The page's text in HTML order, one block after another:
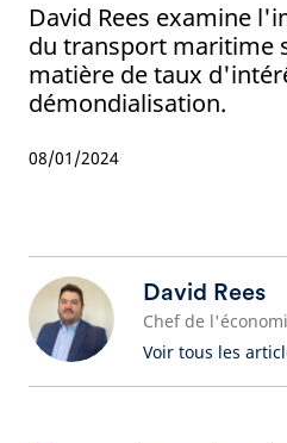
David Rees examine
du transport maritime
matière de taux
démondialisation.
08/01/2024
David Rees
Chef de
Voir tous les